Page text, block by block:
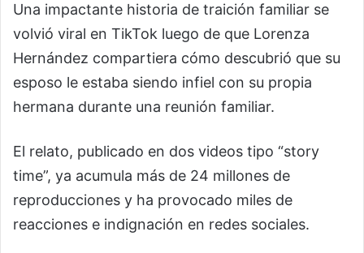
Una impactante historia de traición familiar se
volvió viral en TikTok luego de que Lorenza
Hernández compartiera cómo descubrió que su
esposo le estaba siendo infiel con su propia
hermana durante una reunión familiar.
El relato, publicado en dos videos tipo “story
time”, ya acumula más de 24 millones de
reproducciones y ha provocado miles de
reacciones e indignación en redes sociales.